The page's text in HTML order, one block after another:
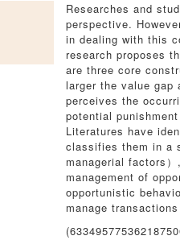
Researches and
perspective.
in dealing with this
research proposes
are three core
larger the value gap
perceives the
potential
Literatures have
classifies them in a
managerial factors
management of
opportunistic
manage